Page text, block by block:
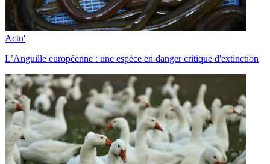
Actu'
L’Anguille européenne : une espèce en danger critique d'extinction